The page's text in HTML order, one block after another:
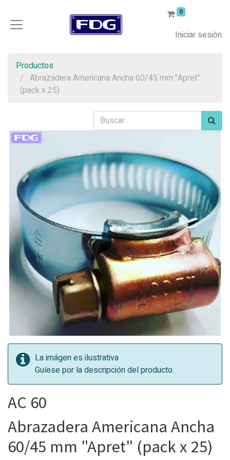
0
Iniciar sesión
Productos
Abrazadera Americana Ancha 60/45 mm "Apret"
(pack x 25)
La imágen es ilustrativa
Guíese por la descripción del producto.
AC 60
Abrazadera Americana Ancha
60/45 mm "Apret" (pack x 25)